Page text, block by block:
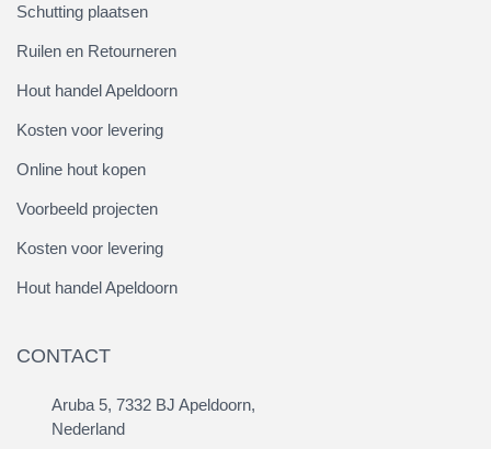
Schutting plaatsen
Ruilen en Retourneren
Hout handel Apeldoorn
Kosten voor levering
Online hout kopen
Voorbeeld projecten
Kosten voor levering
Hout handel Apeldoorn
CONTACT
Aruba 5, 7332 BJ Apeldoorn,
Nederland